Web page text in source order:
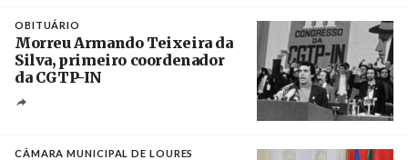
OBITUÁRIO
Morreu Armando Teixeira da
Silva, primeiro coordenador
da CGTP-IN
CÂMARA MUNICIPAL DE LOURES